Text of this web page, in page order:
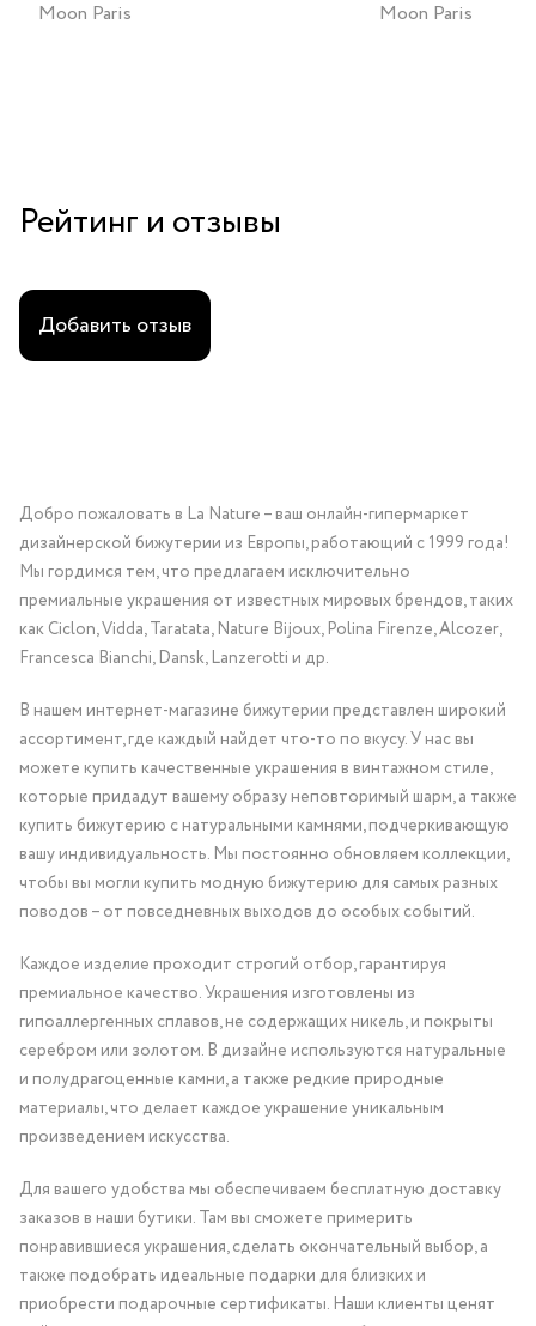
Moon Paris Moon Paris
Рейтинг и отзывы
Добавить отзыв
Добро пожаловать в La Nature – ваш онлайн-гипермаркет
дизайнерской бижутерии из Европы, работающий с 1999 года!
Мы гордимся тем, что предлагаем исключительно
премиальные украшения от известных мировых брендов, таких
как Ciclon, Vidda, Taratata, Nature Bijoux, Polina Firenze, Alcozer,
Francesca Bianchi, Dansk, Lanzerotti и др.
В нашем интернет-магазине бижутерии представлен широкий
ассортимент, где каждый найдет что-то по вкусу. У нас вы
можете купить качественные украшения в винтажном стиле,
которые придадут вашему образу неповторимый шарм, а также
купить бижутерию с натуральными камнями, подчеркивающую
вашу индивидуальность. Мы постоянно обновляем коллекции,
чтобы вы могли купить модную бижутерию для самых разных
поводов – от повседневных выходов до особых событий.
Каждое изделие проходит строгий отбор, гарантируя
премиальное качество. Украшения изготовлены из
гипоаллергенных сплавов, не содержащих никель, и покрыты
серебром или золотом. В дизайне используются натуральные
и полудрагоценные камни, а также редкие природные
материалы, что делает каждое украшение уникальным
произведением искусства.
Для вашего удобства мы обеспечиваем бесплатную доставку
заказов в наши бутики. Там вы сможете примерить
понравившиеся украшения, сделать окончательный выбор, а
также подобрать идеальные подарки для близких и
приобрести подарочные сертификаты. Наши клиенты ценят